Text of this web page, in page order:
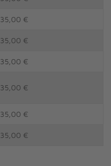
35,00 €
35,00 €
35,00 €
35,00 €
35,00 €
35,00 €